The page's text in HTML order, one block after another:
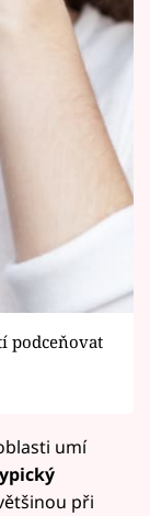
podceňovat
umí
při